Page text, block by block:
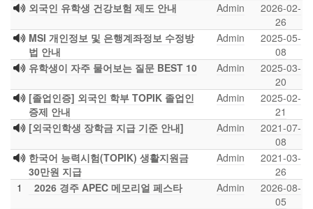
외국인 유학생 건강보험 제도 안내
Admin
2026-02-
26
MSI 개인정보 및 은행계좌정보 수정방
법 안내
Admin
2025-05-
08
유학생이 자주 물어보는 질문 BEST 10
Admin
2025-03-
20
[졸업인증] 외국인 학부 TOPIK 졸업인
증제 안내
Admin
2025-02-
21
[외국인학생 장학금 지급 기준 안내]
Admin
2021-07-
08
한국어 능력시험(TOPIK) 생활지원금
30만원 지급
Admin
2021-03-
26
1
2026 경주 APEC 메모리얼 페스타 Admin
2026-08-
05